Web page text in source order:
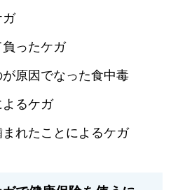
ガ
ったケガ
原因でなった食中毒
るケガ
れたことによるケガ